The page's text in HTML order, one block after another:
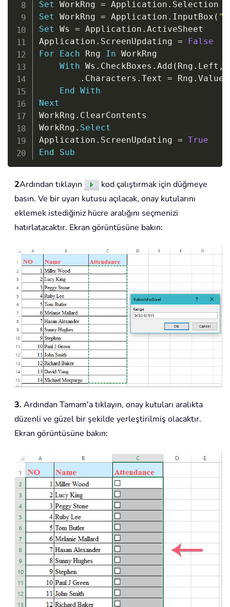
Set WorkRng = Application .
Set WorkRng = Application . InputBox (
Set Ws = Application . ActiveSheet
Application . ScreenUpdating =
False
For
Each Rng In WorkRng
With Ws . CheckBoxes . Add ( Rng . Left ,
. Characters . Text = Rng . Value
End
With
Next
WorkRng . ClearContents
WorkRng . Select
Application . ScreenUpdating = True
End
Sub
2Ardından tıklayın
kod çalıştırmak için düğmeye
basın. Ve bir uyarı kutusu açılacak, onay kutularını
eklemek istediğiniz hücre aralığını seçmenizi
hatırlatacaktır. Ekran görüntüsüne bakın:
3. Ardından Tamam'a tıklayın, onay kutuları aralıkta
düzenli ve güzel bir şekilde yerleştirilmiş olacaktır.
Ekran görüntüsüne bakın: